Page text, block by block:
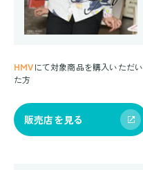
HMV にて対象商品を購入いただい
た方
販売店を見る